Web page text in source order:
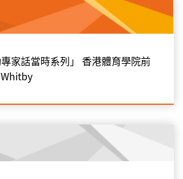
家話當時系列」 香港體育學院前